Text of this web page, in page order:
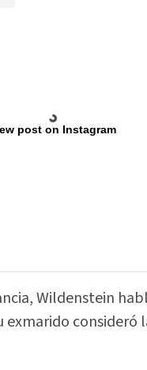
post on Instagram
Wildenstein